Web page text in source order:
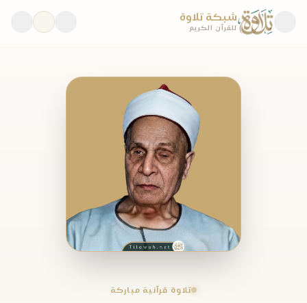
شبكة تلاوة
للقرآن الكريم
تلاوة قرآنية مباركة